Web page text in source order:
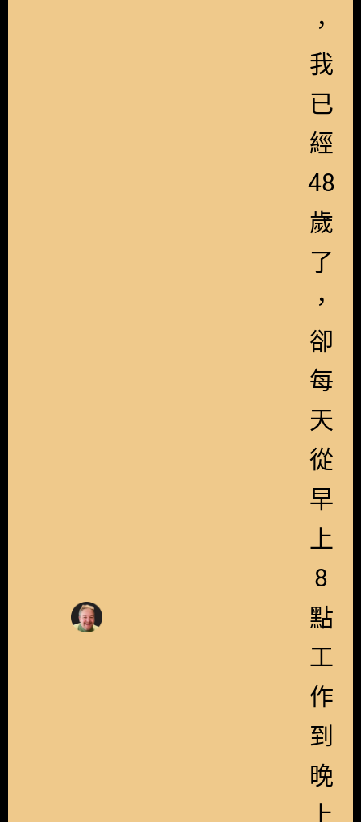
，
我
已
經
48
歲
了
，
卻
每
天
從
早
上
8
點
工
作
到
晚
上